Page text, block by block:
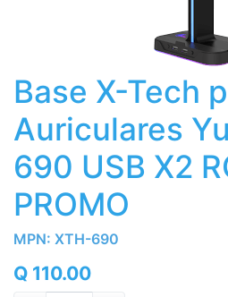
Base X-Tech
Auriculares
690 USB X2
PROMO
MPN: XTH-690
Q 110.00